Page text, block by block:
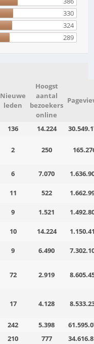
330
324
289
Nieuwe
leden
Hoogst
aantal
bezoekers
online
136 14.224
2 250
6 7.070
11 522
9 1.521
10 14.224
9 6.490
72 2.919
17 4.128
242 5.398
210 777